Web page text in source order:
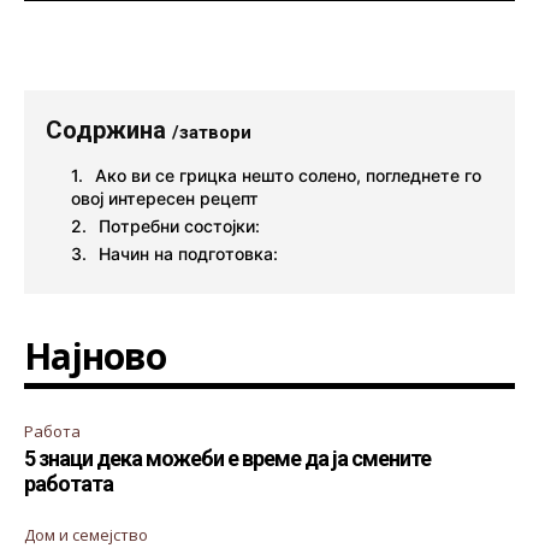
Содржина /затвори
Ако ви се грицка нешто солено, погледнете го
овој интересен рецепт
Потребни состојки:
Начин на подготовка:
Најново
Работа
5 знаци дека можеби е време да ја смените
работата
Дом и семејство